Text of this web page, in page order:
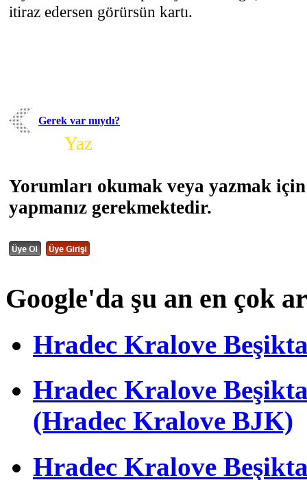
itiraz edersen görürsün kartı.
Gerek var mıydı?
Yaz
Yorumları okumak veya yazmak
yapmanız gerekmektedir.
Google'da şu an en çok
Hradec Kralove
Hradec Kralove
(Hradec Kralove BJK)
Hradec Kralove